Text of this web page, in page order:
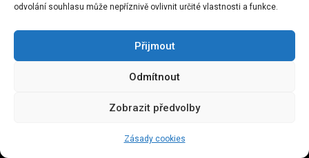
odvolání souhlasu může nepříznivě ovlivnit určité vlastnosti a funkce.
Přijmout
Odmítnout
Zobrazit předvolby
Zásady cookies
Energetická náročnost: G
cena této nemovitosti
mám zájem o tuto nemovitost